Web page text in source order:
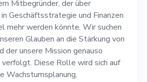
der über
in
und
verfügt, noch viel
Mitbegründer, der über
Geschäftsstrategie und Finanzen
mehr werden könnte. Wir suchen
Glauben an die Stärkung von
der unsere Mission genauso
Diese Rolle wird sich auf
Wachstumsplanung,